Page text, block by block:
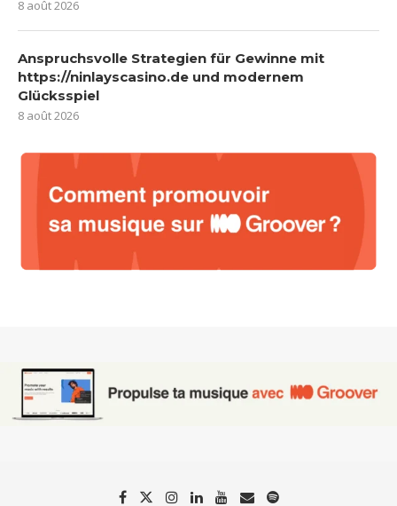
8 août 2026
Anspruchsvolle Strategien für Gewinne mit
https://ninlayscasino.de und modernem
Glücksspiel
8 août 2026